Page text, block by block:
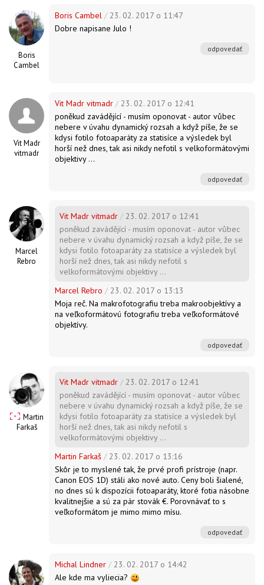
Boris
Cambel
Boris Cambel / 23. 02. 2017 o 11:47
Dobre napisane Julo !
odpovedať
Vit Madr
vitmadr
Vit Madr vitmadr / 23. 02. 2017 o 12:41
poněkud zavádějící - musím oponovat - autor vůbec
nebere v úvahu dynamický rozsah a když píše, že se
kdysi fotilo fotoaparáty za statisíce a výsledek byl
horší než dnes, tak asi nikdy nefotil s velkoformátovými
objektivy ...
odpovedať
Marcel
Rebro
Vit Madr vitmadr / 23. 02. 2017 o 12:41
poněkud zavádějící - musím oponovat - autor vůbec
nebere v úvahu dynamický rozsah a když píše, že se
kdysi fotilo fotoaparáty za statisíce a výsledek byl
horší než dnes, tak asi nikdy nefotil s
velkoformátovými objektivy ...
Marcel Rebro / 23. 02. 2017 o 13:13
Moja reč. Na makrofotografiu treba makroobjektívy a
na veľkoformátovú fotografiu treba veľkoformátové
objektívy.
odpovedať
Martin
Farkaš
Vit Madr vitmadr / 23. 02. 2017 o 12:41
poněkud zavádějící - musím oponovat - autor vůbec
nebere v úvahu dynamický rozsah a když píše, že se
kdysi fotilo fotoaparáty za statisíce a výsledek byl
horší než dnes, tak asi nikdy nefotil s
velkoformátovými objektivy ...
Martin Farkaš / 23. 02. 2017 o 13:16
Skôr je to myslené tak, že prvé profi prístroje (napr.
Canon EOS 1D) stáli ako nové auto. Ceny boli šialené,
no dnes sú k dispozícii fotoaparáty, ktoré fotia násobne
kvalitnejšie a sú za pár stovák €. Porovnávať to s
veľkoformátom je mimo mimo mísu.
odpovedať
Michal Lindner / 23. 02. 2017 o 14:42
Ale kde ma vyliecia?